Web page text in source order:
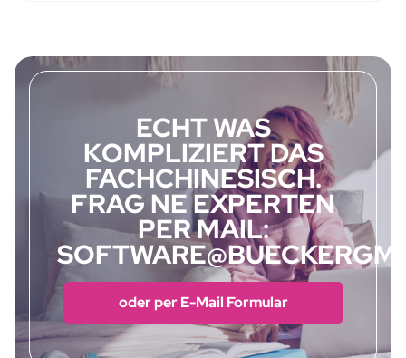
ECHT WAS
KOMPLIZIERT DAS
FACHCHINESISCH.
FRAG NE EXPERTEN
PER MAIL:
oder per E-Mail Formular